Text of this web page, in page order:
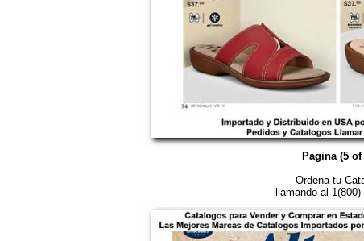
Pagina (5 of
Ordena tu
llamando al 1(800)